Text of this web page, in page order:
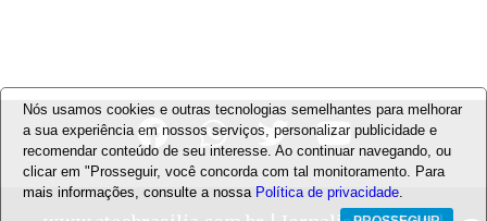
Nós usamos cookies e outras tecnologias semelhantes para melhorar
a sua experiência em nossos serviços, personalizar publicidade e
recomendar conteúdo de seu interesse. Ao continuar navegando, ou
clicar em "Prosseguir, você concorda com tal monitoramento. Para
mais informações, consulte a nossa Política de privacidade.